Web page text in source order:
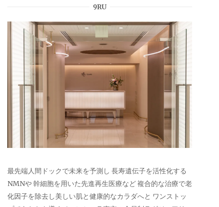
9RU
最先端人間ドックで未来を予測し 長寿遺伝子を活性化する
NMNや 幹細胞を用いた先進再生医療など 複合的な治療で老
化因子を除去し美しい肌と健康的なカラダへと ワンストッ